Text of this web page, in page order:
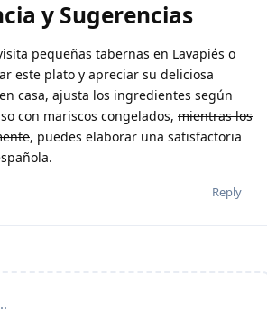
y Sugerencias
pequeñas tabernas en Lavapiés o
este plato y apreciar su deliciosa
casa, ajusta los ingredientes según
con mariscos congelados, mientras los
, puedes elaborar una satisfactoria
Reply